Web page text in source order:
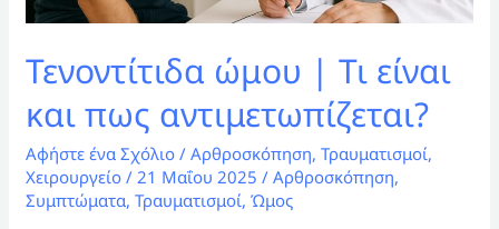
Τενοντίτιδα ώμου | Τι είναι
και πως αντιμετωπίζεται?
Αφήστε ένα Σχόλιο /Αρθροσκόπηση,Τραυματισμοί,
Χειρουργείο / 21 Μαΐου 2025/Αρθροσκόπηση,
Συμπτώματα,Τραυματισμοί,Ώμος